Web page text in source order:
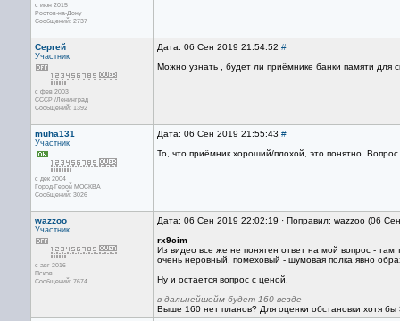
с июн 2015
Ростов-на-Дону
Сообщений: 2737
Сергей
Участник
с фев 2003
СССР /Ленинград
Сообщений: 1392
Дата: 06 Сен 2019 21:54:52 #
Можно узнать , будет ли приёмнике банки памяти для
muha131
Участник
с дек 2004
Город-Герой МОСКВА
Сообщений: 3026
Дата: 06 Сен 2019 21:55:43 #
То, что приёмник хороший/плохой, это понятно. Вопрос
wazzoo
Участник
с авг 2016
Псков
Сообщений: 7674
Дата: 06 Сен 2019 22:02:19 · Поправил: wazzoo (06
rx9cim
Из видео все же не понятен ответ на мой вопрос -
очень неровный, помеховый - шумовая полка явно
Ну и остается вопрос с ценой.
в дальнейшейм будет 160 везде
Выше 160 нет планов? Для оценки обстановки хотя